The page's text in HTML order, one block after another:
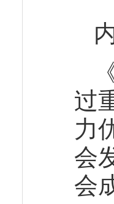
过
力
会
会